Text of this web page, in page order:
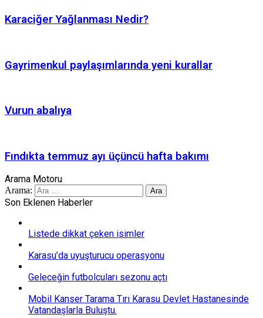
Karaciğer Yağlanması Nedir?
Gayrimenkul paylaşımlarında yeni kurallar
Vurun abalıya
Fındıkta temmuz ayı üçüncü hafta bakımı
Arama Motoru
Arama:
Son Eklenen Haberler
Listede dikkat çeken isimler
Karasu’da uyuşturucu operasyonu
Geleceğin futbolcuları sezonu açtı
Mobil Kanser Tarama Tırı Karasu Devlet Hastanesinde
Vatandaşlarla Buluştu.